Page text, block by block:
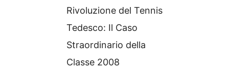
Rivoluzione del Tennis
Tedesco: Il Caso
Straordinario della
Classe 2008